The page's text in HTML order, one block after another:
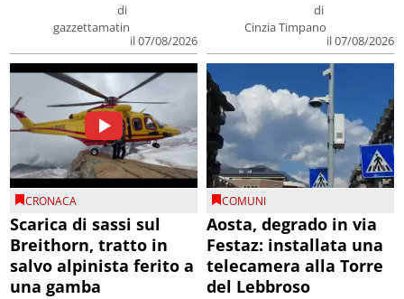
di
gazzettamatin
il 07/08/2026
di
Cinzia Timpano
il 07/08/2026
CRONACA
Scarica di sassi sul
Breithorn, tratto in
salvo alpinista ferito a
una gamba
COMUNI
Aosta, degrado in via
Festaz: installata una
telecamera alla Torre
del Lebbroso